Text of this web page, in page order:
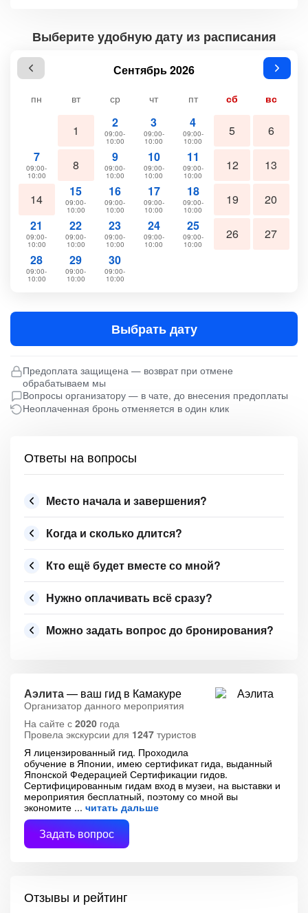
Выберите удобную дату из расписания
Сентябрь 2026
пн вт ср чт пт сб вс
1
2
09:00-
10:00
3
09:00-
10:00
4
09:00-
10:00
5
6
7
09:00-
10:00
8
9
09:00-
10:00
10
09:00-
10:00
11
09:00-
10:00
12 13
14
15
09:00-
10:00
16
09:00-
10:00
17
09:00-
10:00
18
09:00-
10:00
19
20
21
09:00-
10:00
22
09:00-
10:00
23
09:00-
10:00
24
09:00-
10:00
25
09:00-
10:00
26
27
28
09:00-
10:00
29
09:00-
10:00
30
09:00-
10:00
Выбрать дату
Предоплата защищена — возврат при отмене
обрабатываем мы
Вопросы организатору — в чате, до внесения предоплаты
Неоплаченная бронь отменяется в один клик
Ответы на вопросы
Место начала и завершения?
Когда и сколько длится?
Кто ещё будет вместе со мной?
Нужно оплачивать всё сразу?
Можно задать вопрос до бронирования?
Аэлита— ваш гид в Камакуре
Организатор данного мероприятия
На сайте с 2020 года
Провела экскурсии для 1247 туристов
Я лицензированный гид. Проходила
обучение в Японии, имею сертификат гида, выданный
Японской Федерацией Сертификации гидов.
Сертифицированным гидам вход в музеи, на выставки и
мероприятия бесплатный, поэтому со мной вы
экономите
читать дальше
Задать вопрос
Отзывы и рейтинг